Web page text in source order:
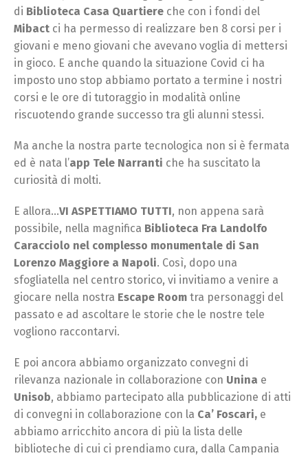
di Biblioteca Casa Quartiere che con i fondi del
Mibact ci ha permesso di realizzare ben 8 corsi per i
giovani e meno giovani che avevano voglia di mettersi
in gioco. E anche quando la situazione Covid ci ha
imposto uno stop abbiamo portato a termine i nostri
corsi e le ore di tutoraggio in modalità online
riscuotendo grande successo tra gli alunni stessi.
Ma anche la nostra parte tecnologica non si è fermata
ed è nata l’app Tele Narranti che ha suscitato la
curiosità di molti.
E allora…VI ASPETTIAMO TUTTI, non appena sarà
possibile, nella magnifica Biblioteca Fra Landolfo
Caracciolo nel complesso monumentale di San
Lorenzo Maggiore a Napoli. Così, dopo una
sfogliatella nel centro storico, vi invitiamo a venire a
giocare nella nostra Escape Room tra personaggi del
passato e ad ascoltare le storie che le nostre tele
vogliono raccontarvi.
E poi ancora abbiamo organizzato convegni di
rilevanza nazionale in collaborazione con Unina e
Unisob, abbiamo partecipato alla pubblicazione di atti
di convegni in collaborazione con la Ca’ Foscari, e
abbiamo arricchito ancora di più la lista delle
biblioteche di cui ci prendiamo cura, dalla Campania